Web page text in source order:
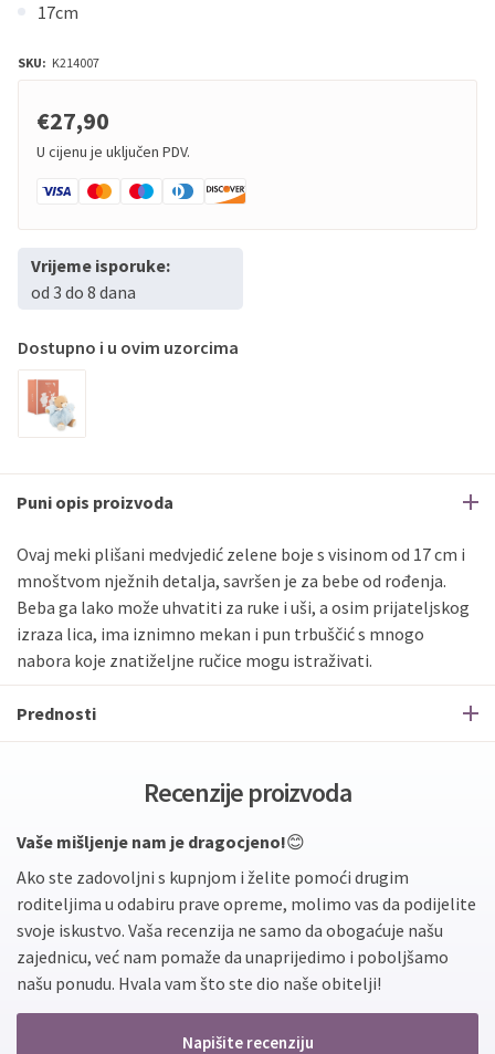
17cm
SKU: K214007
€27,90
U cijenu je uključen PDV.
Vrijeme isporuke:
od 3 do 8 dana
Dostupno i u ovim uzorcima
Puni opis proizvoda
Ovaj meki plišani medvjedić zelene boje s visinom od 17 cm i
mnoštvom nježnih detalja, savršen je za bebe od rođenja.
Beba ga lako može uhvatiti za ruke i uši, a osim prijateljskog
izraza lica, ima iznimno mekan i pun trbuščić s mnogo
nabora koje znatiželjne ručice mogu istraživati.
Prednosti
Recenzije proizvoda
Vaše mišljenje nam je dragocjeno!😊
Ako ste zadovoljni s kupnjom i želite pomoći drugim
roditeljima u odabiru prave opreme, molimo vas da podijelite
svoje iskustvo. Vaša recenzija ne samo da obogaćuje našu
zajednicu, već nam pomaže da unaprijedimo i poboljšamo
našu ponudu. Hvala vam što ste dio naše obitelji!
Napišite recenziju